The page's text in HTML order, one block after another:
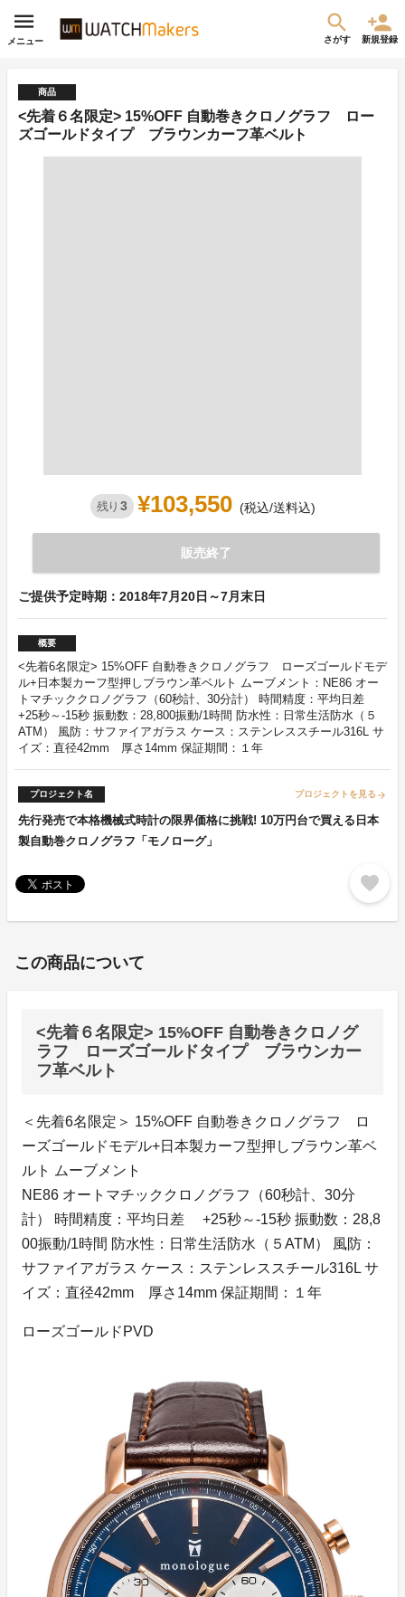
メニュー さがす 新規登録
商品
<先着６名限定> 15%OFF 自動巻きクロノグラフ ロー
ズゴールドタイプ ブラウンカーフ革ベルト
残り 3 ¥103,550 (税込/送料込)
販売終了
ご提供予定時期：2018年7月20日～7月末日
概要
<先着6名限定> 15%OFF 自動巻きクロノグラフ ローズゴールドモデ
ル+日本製カーフ型押しブラウン革ベルト ムーブメント：NE86 オー
トマチッククロノグラフ（60秒計、30分計） 時間精度：平均日差
+25秒～-15秒 振動数：28,800振動/1時間 防水性：日常生活防水（５
ATM） 風防：サファイアガラス ケース：ステンレススチール316L サ
イズ：直径42mm 厚さ14mm 保証期間：１年
プロジェクト名 プロジェクトを見る arrow_forward
先行発売で本格機械式時計の限界価格に挑戦! 10万円台で買える日本
製自動巻クロノグラフ「モノローグ」
favorite
この商品について
<先着６名限定> 15%OFF 自動巻きクロノグ
ラフ ローズゴールドタイプ ブラウンカー
フ革ベルト
＜先着6名限定＞ 15%OFF 自動巻きクロノグラフ ロ
ーズゴールドモデル+日本製カーフ型押しブラウン革ベ
ルト ムーブメント
NE86 オートマチッククロノグラフ（60秒計、30分
計） 時間精度：平均日差 +25秒～-15秒 振動数：28,8
00振動/1時間 防水性：日常生活防水（５ATM） 風防：
サファイアガラス ケース：ステンレススチール316L サ
イズ：直径42mm 厚さ14mm 保証期間：１年
ローズゴールドPVD